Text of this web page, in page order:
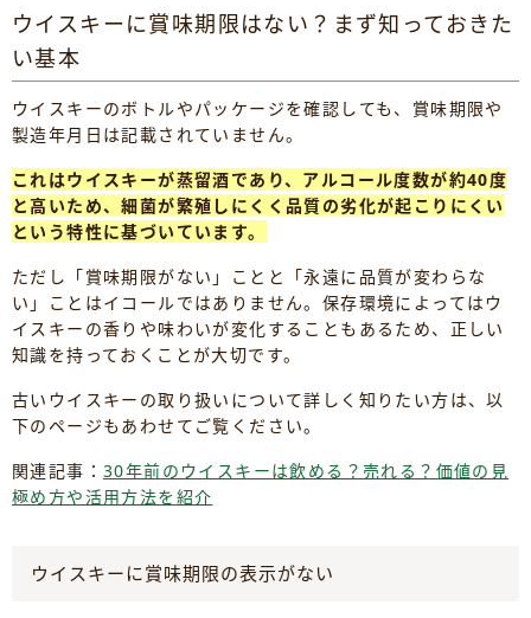
ウイスキーに賞味期限はない？まず知っておきた
い基本
ウイスキーのボトルやパッケージを確認しても、賞味期限や
製造年月日は記載されていません。
これはウイスキーが蒸留酒であり、アルコール度数が約40度
と高いため、細菌が繁殖しにくく品質の劣化が起こりにくい
という特性に基づいています。
ただし「賞味期限がない」ことと「永遠に品質が変わらな
い」ことはイコールではありません。保存環境によってはウ
イスキーの香りや味わいが変化することもあるため、正しい
知識を持っておくことが大切です。
古いウイスキーの取り扱いについて詳しく知りたい方は、以
下のページもあわせてご覧ください。
関連記事： 30年前のウイスキーは飲める？売れる？価値の見
極め方や活用方法を紹介
ウイスキーに賞味期限の表示がない